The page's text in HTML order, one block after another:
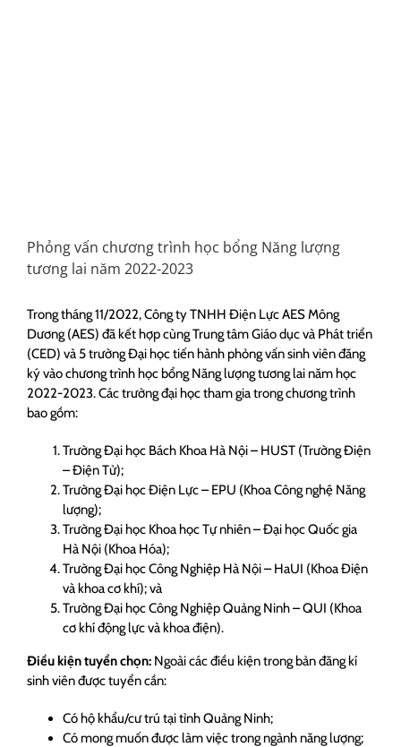
Phỏng vấn chương trình học bổng Năng lượng
tương lai năm 2022-2023
Trong tháng 11/2022, Công ty TNHH Điện Lực AES Mông
Dương (AES) đã kết hợp cùng Trung tâm Giáo dục và Phát triển
(CED) và 5 trường Đại học tiến hành phỏng vấn sinh viên đăng
ký vào chương trình học bổng Năng lượng tương lai năm học
2022-2023. Các trường đại học tham gia trong chương trình
bao gồm:
Trường Đại học Bách Khoa Hà Nội – HUST (Trường Điện
– Điện Tử);
Trường Đại học Điện Lực – EPU (Khoa Công nghệ Năng
lượng);
Trường Đại học Khoa học Tự nhiên – Đại học Quốc gia
Hà Nội (Khoa Hóa);
Trường Đại học Công Nghiệp Hà Nội – HaUI (Khoa Điện
và khoa cơ khí); và
Trường Đại học Công Nghiệp Quảng Ninh – QUI (Khoa
cơ khí động lực và khoa điện).
Điều kiện tuyển chọn: Ngoài các điều kiện trong bản đăng kí
sinh viên được tuyển cần:
Có hộ khẩu/cư trú tại tỉnh Quảng Ninh;
Có mong muốn được làm việc trong ngành năng lượng;